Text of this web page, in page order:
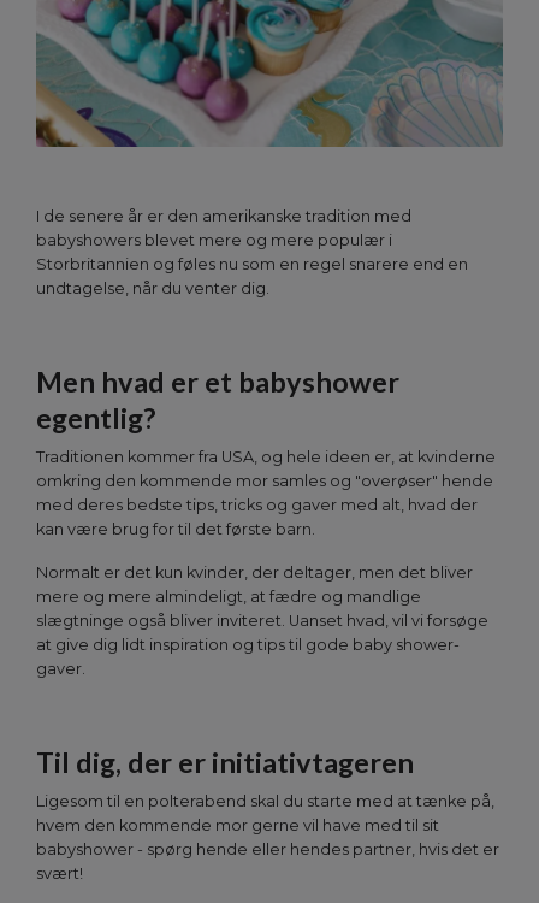
I de senere år er den amerikanske tradition med
babyshowers blevet mere og mere populær i
Storbritannien og føles nu som en regel snarere end en
undtagelse, når du venter dig.
Men hvad er et babyshower
egentlig?
Traditionen kommer fra USA, og hele ideen er, at kvinderne
omkring den kommende mor samles og "overøser" hende
med deres bedste tips, tricks og gaver med alt, hvad der
kan være brug for til det første barn.
Normalt er det kun kvinder, der deltager, men det bliver
mere og mere almindeligt, at fædre og mandlige
slægtninge også bliver inviteret. Uanset hvad, vil vi forsøge
at give dig lidt inspiration og tips til gode baby shower-
gaver.
Til dig, der er initiativtageren
Ligesom til en polterabend skal du starte med at tænke på,
hvem den kommende mor gerne vil have med til sit
babyshower - spørg hende eller hendes partner, hvis det er
svært!